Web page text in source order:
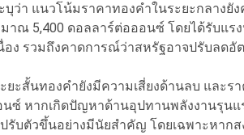
บุว่า แนวโน้มราคาทองคำในระยะกลางยั
าณ 5,400 ดอลลาร์ต่อออนซ์ โดยได้รับแร
ง รวมถึงคาดการณ์ว่าสหรัฐอาจปรับลดอั
ยะสั้นทองคำยังมีความเสี่ยงด้านลบ และร
นซ์ หากเกิดปัญหาด้านอุปทานพลังงานรุน
รับตัวขึ้นอย่างมีนัยสำคัญ โดยเฉพาะหาก